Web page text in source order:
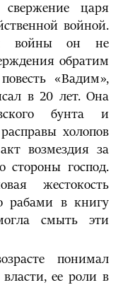
свержение царя
войной.
войны он не
обратим
«Вадим»,
в 20 лет. Она
бунта и
холопов
возмездия за
стороны господ.
жестокость
рабами в книгу
смыть эти
понимал
ее роли в